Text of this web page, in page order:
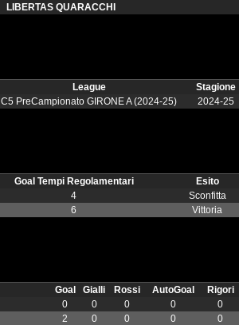
LIBERTAS QUARACCHI
League
Stagione
C5 PreCampionato GIRONE A (2024-25) 2024-25
Goal Tempi Regolamentari
Esito
4
Sconfitta
6 Vittoria
Goal Gialli Rossi AutoGoal
Rigori
0 0 0 0
0
2 0 0 0
0